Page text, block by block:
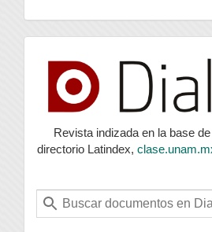
index
Revista indizada en la base
directorio Latindex,